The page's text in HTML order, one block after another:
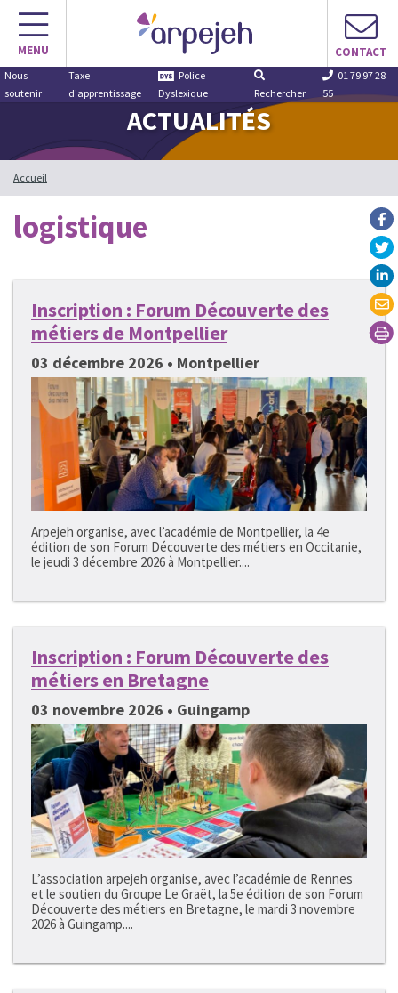
Aller
contenu
MENU CONTACT
Nous
soutenir
Taxe
d'apprentissage
Police
Dyslexique
Rechercher
01 79 97 28
55
ACTUALITÉS
Accueil
logistique
Inscription : Forum Découverte des
métiers de Montpellier
03 décembre 2026 • Montpellier
Arpejeh organise, avec l’académie de Montpellier, la 4e
édition de son Forum Découverte des métiers en Occitanie,
le jeudi 3 décembre 2026 à Montpellier....
Inscription : Forum Découverte des
métiers en Bretagne
03 novembre 2026 • Guingamp
L’association arpejeh organise, avec l’académie de Rennes
et le soutien du Groupe Le Graët, la 5e édition de son Forum
Découverte des métiers en Bretagne, le mardi 3 novembre
2026 à Guingamp....